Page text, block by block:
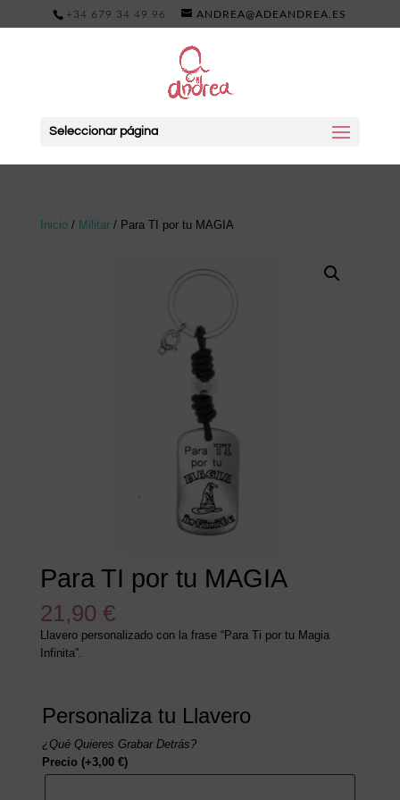
+34 679 34 49 96 ANDREA@ADEANDREA.ES
Seleccionar página
Inicio/ Militar/ Para TI por tu MAGIA
Para TI por tu MAGIA
21,90 €
Llavero personalizado con la frase “Para Ti por tu Magia
Infinita”.
Personaliza tu Llavero
¿Qué Quieres Grabar Detrás?
Precio (+3,00 €)